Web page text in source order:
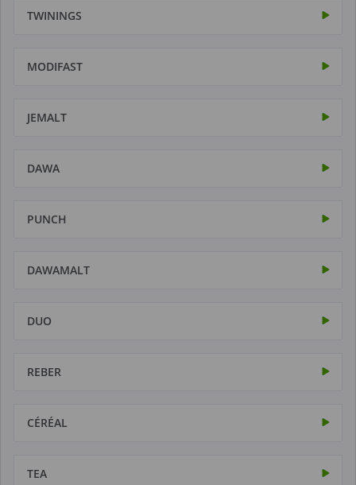
TWININGS
MODIFAST
JEMALT
DAWA
PUNCH
DAWAMALT
DUO
REBER
CÉRÉAL
TEA